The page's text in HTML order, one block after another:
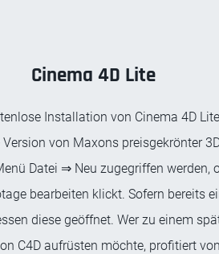
Cinema 4D Lite
Installation von Cinema 4D
von Maxons preisgekrönter
Datei ⇒ Neu zugegriffen werden,
bearbeiten klickt. Sofern bereits
diese geöffnet. Wer zu einem
C4D aufrüsten möchte, profitiert